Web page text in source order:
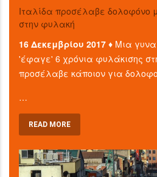
Ιταλίδα προσέλαβε δολοφόνο
στην φυλακή
16 Δεκεμβρίου 2017 ♦ Μια
'έφαγε' 6 χρόνια φυλάκισης
προσέλαβε κάποιον για
…
READ MORE